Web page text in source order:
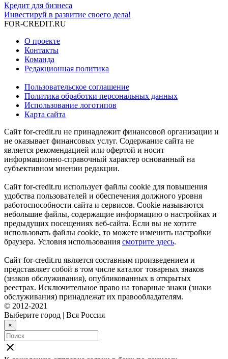
Кредит для бизнеса
Инвестируй в развитие своего дела!
FOR-CREDIT.RU
О проекте
Контакты
Команда
Редакционная политика
Пользовательское соглашение
Политика обработки персональных данных
Использование логотипов
Карта сайта
Сайт for-credit.ru не принадлежит финансовой организации и
не оказывает финансовых услуг. Содержание сайта не
является рекомендацией или офертой и носит
информационно-справочный характер основанный на
субъективном мнении редакции.
Сайт for-credit.ru использует файлы cookie для повышения
удобства пользователей и обеспечения должного уровня
работоспособности сайта и сервисов. Cookie называются
небольшие файлы, содержащие информацию о настройках и
предыдущих посещениях веб-сайта. Если вы не хотите
использовать файлы cookie, то можете изменить настройки
браузера. Условия использования смотрите здесь.
Сайт for-credit.ru является составным произведением и
представляет собой в том числе каталог товарных знаков
(знаков обслуживания), опубликованных в открытых
реестрах. Исключительное право на товарные знаки (знаки
обслуживания) принадлежат их правообладателям.
© 2012-2021
Выберите город | Вся Россия
×
close